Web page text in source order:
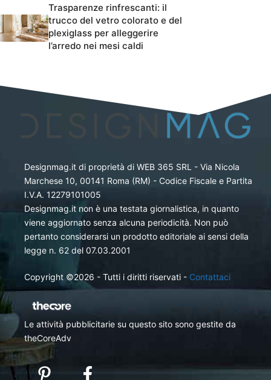
Trasparenze rinfrescanti: il
trucco del vetro colorato e del
plexiglass per alleggerire
l’arredo nei mesi caldi
Designmag.it di proprietà di WEB 365 SRL - Via Nicola
Marchese 10, 00141 Roma (RM) - Codice Fiscale e Partita
I.V.A. 12279101005
Designmag.it non è una testata giornalistica, in quanto
viene aggiornato senza alcuna periodicità. Non può
pertanto considerarsi un prodotto editoriale ai sensi della
legge n. 62 del 07.03.2001
Copyright ©2026 - Tutti i diritti riservati - Contattaci
Le attività pubblicitarie su questo sito sono gestite da
theCoreAdv